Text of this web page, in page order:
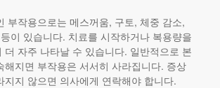
부작용으로는 메스꺼움, 구토, 체중 감소,
이 있습니다. 치료를 시작하거나 복용량을
더 자주 나타날 수 있습니다. 일반적으로 본
해지면 부작용은 서서히 사라집니다. 증상
지지 않으면 의사에게 연락해야 합니다.